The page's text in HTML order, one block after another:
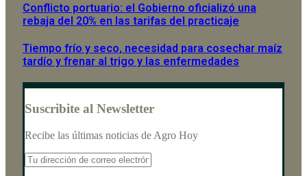
Conflicto portuario: el Gobierno oficializó una
rebaja del 20% en las tarifas del practicaje
Tiempo frío y seco, necesidad para cosechar maíz
tardío y frenar al trigo y las enfermedades
Suscribite al Newsletter
Recibe las últimas noticias de Agro Hoy